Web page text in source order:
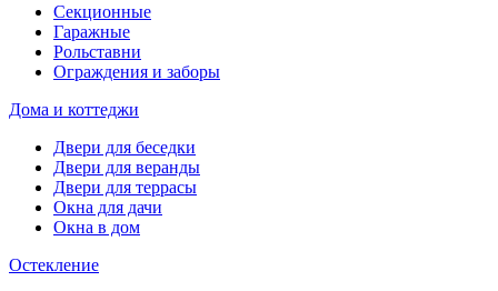
Секционные
Гаражные
Рольставни
Ограждения и заборы
Дома и коттеджи
Двери для беседки
Двери для веранды
Двери для террасы
Окна для дачи
Окна в дом
Остекление